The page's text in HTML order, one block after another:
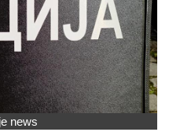
news